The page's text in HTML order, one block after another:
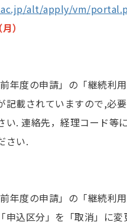
alt/apply/vm/
）
度の申請」の「継続利
載されていますので,必
. 連絡先，経理コード等
さい.
度の申請」の「継続利
込区分」を「取消」に変